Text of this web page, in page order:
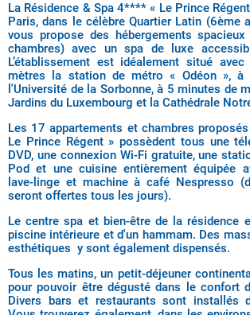
La Résidence & Spa 4**** « Le Prince
Paris, dans le célèbre Quartier Latin (6ème
vous propose des hébergements
chambres) avec un spa de luxe
L’établissement est idéalement situé
mètres la station de métro « Odéon », à
l'Université de la Sorbonne, à 5 minutes de
Jardins du Luxembourg et la Cathédrale
Les 17 appartements et chambres
Le Prince Régent » possèdent tous une
DVD, une connexion Wi-Fi gratuite, une
Pod et une cuisine entièrement équipée
lave-linge et machine à café Nespresso
seront offertes tous les jours).
Le centre spa et bien-être de la résidence
piscine intérieure et d'un hammam. Des
esthétiques y sont également dispensés.
Tous les matins, un petit-déjeuner
pour pouvoir être dégusté dans le confort
Divers bars et restaurants sont installés